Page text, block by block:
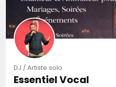
DJ / Artiste solo
Essentiel Vocal